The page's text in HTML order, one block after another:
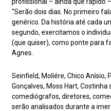
profissional – ainda que rápido
“Serão dois dias. No primeiro
genérico. Da história até cada
segundo, exercitamos o
(que quiser), como ponte para
Agnes.
Seinfield, Molíére, Chico Anísio,
Gonçalves, Moss Hart,
comediógrafos, diretores,
serão analisados durante a